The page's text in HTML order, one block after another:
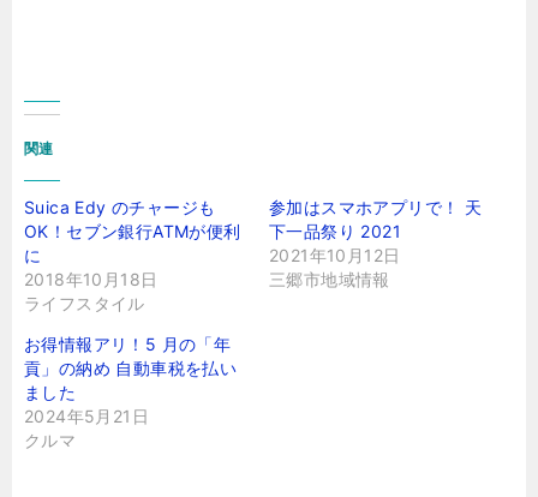
関連
Suica Edy のチャージも
OK！セブン銀行ATMが便利
に
2018年10月18日
ライフスタイル
参加はスマホアプリで！ 天
下一品祭り 2021
2021年10月12日
三郷市地域情報
お得情報アリ！5 月の「年
貢」の納め 自動車税を払い
ました
2024年5月21日
クルマ